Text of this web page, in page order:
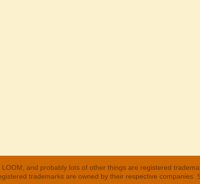
and probably lots of other things are registered
trademarks are owned by their respective companies.